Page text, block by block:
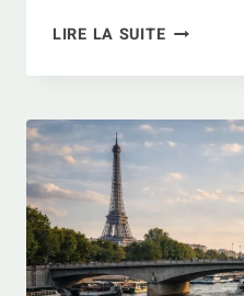
LIRE LA SUITEGALERIE
À
:
FLÂNERIE
ET
SPOT
PHOTO
SOUS
VERRIÈRE